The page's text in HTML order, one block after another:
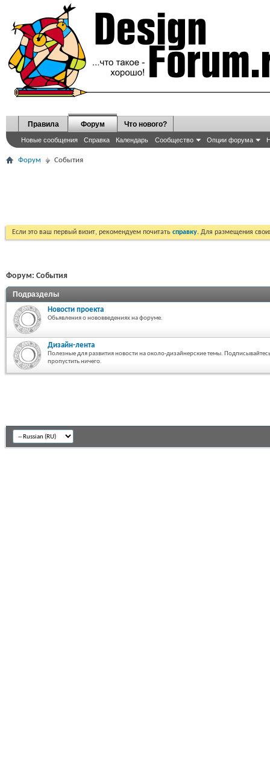
Правила Форум
Новые сообщения Справка Календарь Сообщество Опции форума
Что нового?
Форум События
Если это ваш первый визит, рекомендуем почитать справку. Для размещения
Форум: События
Подразделы
Новости проекта
Обьявления о нововведениях на форуме.
Дизайн-лента
Полезные для развития новости на около-дизайнерские темы.
пропустить ничего.